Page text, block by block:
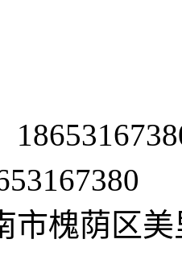
市槐荫区